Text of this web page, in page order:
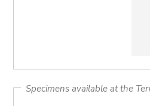
Specimens available at the